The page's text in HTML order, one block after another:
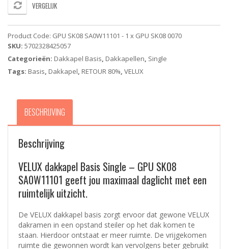
GPU
-
1
X
GPU
Energy
aantal
VERGELIJK
Product Code: GPU SK08 SA0W11101 - 1 x GPU SK08 0070
SKU: 5702328425057
Categorieën: Dakkapel Basis, Dakkapellen, Single
Tags: Basis, Dakkapel, RETOUR 80%, VELUX
BESCHRIJVING
Beschrijving
VELUX dakkapel Basis Single – GPU SK08
SA0W11101 geeft jou maximaal daglicht met een
ruimtelijk uitzicht.
De VELUX dakkapel basis zorgt ervoor dat gewone VELUX
dakramen in een opstand steiler op het dak komen te
staan. Hierdoor ontstaat er meer ruimte. De vrijgekomen
ruimte die gewonnen wordt kan vervolgens beter gebruikt